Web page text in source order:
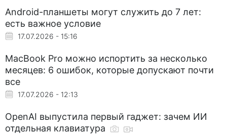
Android-планшеты могут служить до 7 лет:
есть важное условие
17.07.2026 - 15:16
MacBook Pro можно испортить за несколько
месяцев: 6 ошибок, которые допускают почти
все
17.07.2026 - 12:13
OpenAI выпустила первый гаджет: зачем ИИ
отдельная клавиатура